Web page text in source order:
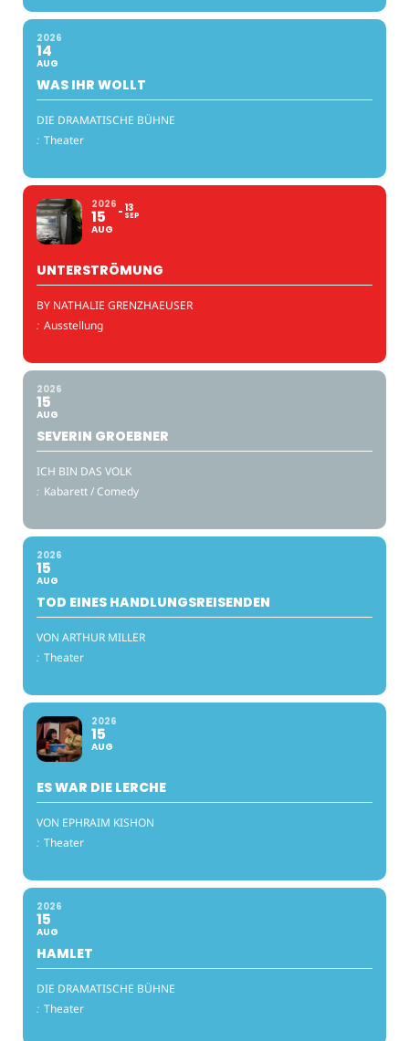
2026
14
AUG
WAS IHR WOLLT
DIE DRAMATISCHE BÜHNE
: Theater
2026
15
AUG
13
SEP
UNTERSTRÖMUNG
BY NATHALIE GRENZHAEUSER
: Ausstellung
2026
15
AUG
SEVERIN GROEBNER
ICH BIN DAS VOLK
: Kabarett / Comedy
2026
15
AUG
TOD EINES HANDLUNGSREISENDEN
VON ARTHUR MILLER
: Theater
2026
15
AUG
ES WAR DIE LERCHE
VON EPHRAIM KISHON
: Theater
2026
15
AUG
HAMLET
DIE DRAMATISCHE BÜHNE
: Theater